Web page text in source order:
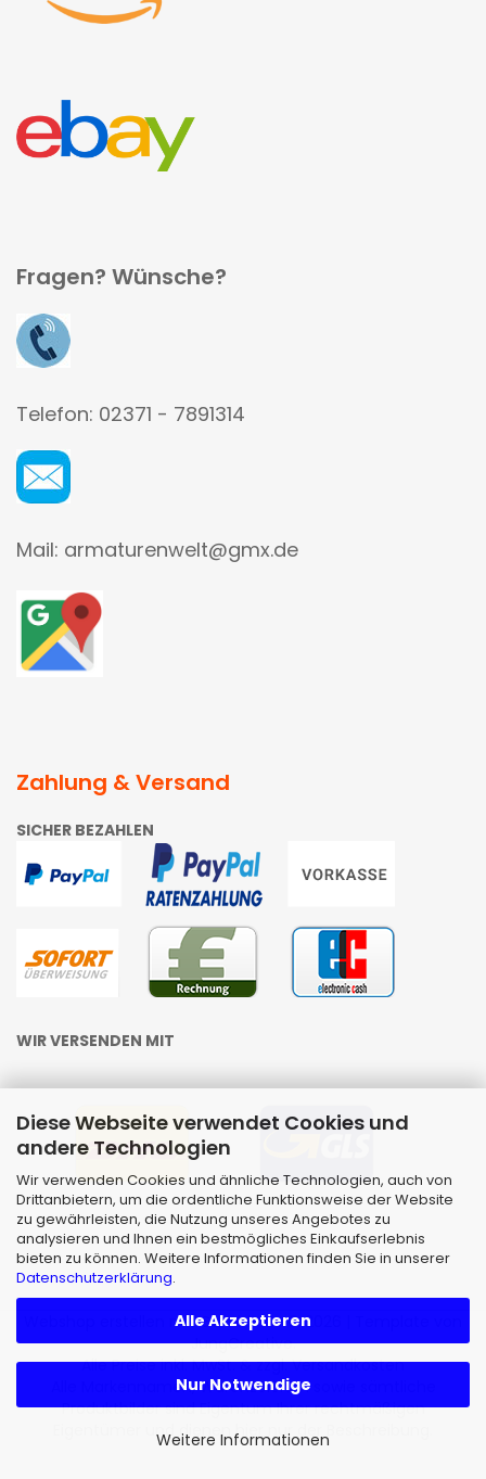
Diese Webseite verwendet Cookies und
andere Technologien
Wir verwenden Cookies und ähnliche Technologien, auch von
Drittanbietern, um die ordentliche Funktionsweise der Website
zu gewährleisten, die Nutzung unseres Angebotes zu
analysieren und Ihnen ein bestmögliches Einkaufserlebnis
bieten zu können. Weitere Informationen finden Sie in unserer
Datenschutzerklärung.
Alle Akzeptieren
Nur Notwendige
Weitere Informationen
Fragen? Wünsche?
Telefon: 02371 - 7891314
Mail: armaturenwelt@gmx.de
Zahlung & Versand
SICHER BEZAHLEN
WIR VERSENDEN MIT
mit Gambio.de © 2026 | Template von
JungCreative.
Alle Preise inkl. MwSt. & zzgl. Versandkosten
Alle Markennamen, Warenzeichen sowie sämtliche
Produktbilder sind Eigentum Ihrer rechtmäßigen
Eigentümer und dienen hier nur der Beschreibung.